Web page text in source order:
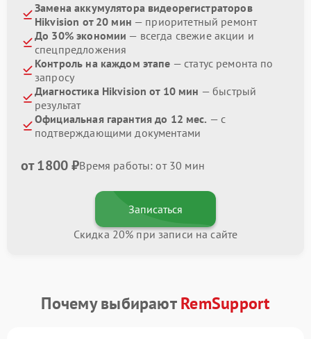
Замена аккумулятора видеорегистраторов
Hikvision от 20 мин — приоритетный ремонт
До 30% экономии — всегда свежие акции и
спецпредложения
Контроль на каждом этапе — статус ремонта по
запросу
Диагностика Hikvision от 10 мин — быстрый
результат
Официальная гарантия до 12 мес. — с
подтверждающими документами
от 1800 ₽Время работы: от 30 мин
Записаться
Скидка 20% при записи на сайте
Почему выбираютRemSupport